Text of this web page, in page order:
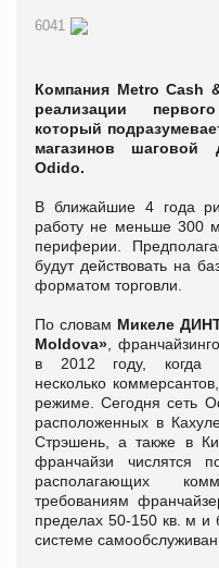
6041
Компания Metro Cash
реализации первого
который
магазинов шаговой
Odido.
В ближайшие 4 года
работу не меньше 300
периферии.
будут действовать на
форматом торговли.
По словам Микеле
Moldova» ,
в 2012 году, когда
несколько
режиме. Сегодня сеть
расположенных в
Стрэшень, а также в
франчайзи числятся
располагающих
требованиям
пределах 50-150 кв. м и
системе